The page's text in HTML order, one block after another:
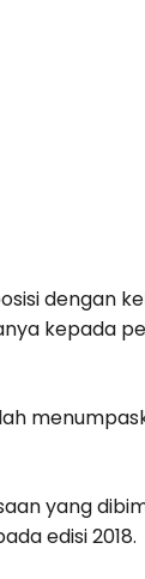
dengan
kepada
yang
edisi 2018.